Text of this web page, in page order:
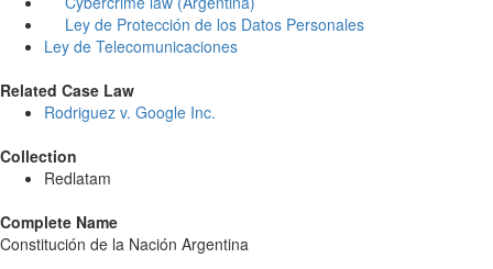
Ley de Protección de los Datos Personales
Ley de Telecomunicaciones
Related Case Law
Rodriguez v. Google Inc.
Collection
Redlatam
Complete Name
Constitución de la Nación Argentina